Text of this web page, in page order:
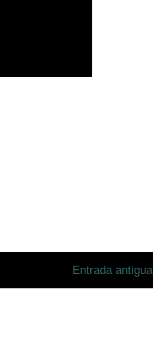
Entrada antigua